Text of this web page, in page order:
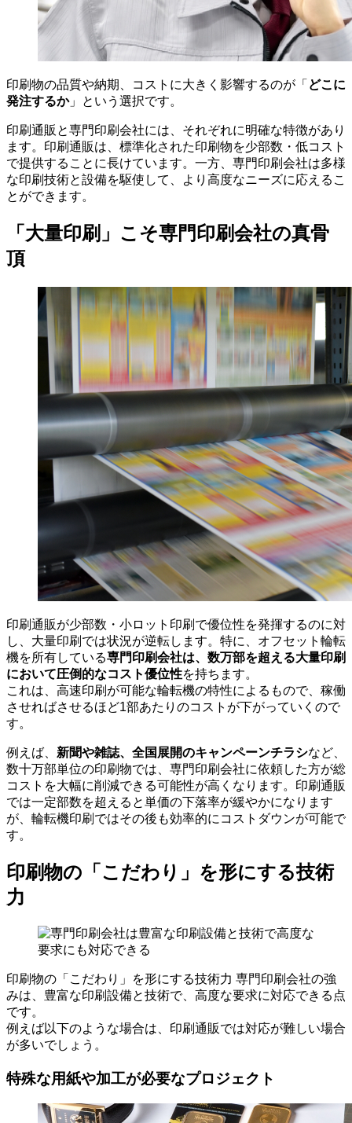
印刷物の品質や納期、コストに大きく影響するのが「 どこに
発注するか」という選択です。
印刷通販と専門印刷会社には、それぞれに明確な特徴があり
ます。印刷通販は、標準化された印刷物を少部数・低コスト
で提供することに長けています。一方、専門印刷会社は多様
な印刷技術と設備を駆使して、より高度なニーズに応えるこ
とができます。
「大量印刷」こそ専門印刷会社の真骨
頂
印刷通販が少部数・小ロット印刷で優位性を発揮するのに対
し、大量印刷では状況が逆転します。特に、オフセット輪転
機を所有している専門印刷会社は、数万部を超える大量印刷
において圧倒的なコスト優位性を持ちます。
これは、高速印刷が可能な輪転機の特性によるもので、稼働
させればさせるほど1部あたりのコストが下がっていくので
す。
例えば、 新聞や雑誌、全国展開のキャンペーンチラシなど、
数十万部単位の印刷物では、専門印刷会社に依頼した方が総
コストを大幅に削減できる可能性が高くなります。印刷通販
では一定部数を超えると単価の下落率が緩やかになります
が、輪転機印刷ではその後も効率的にコストダウンが可能で
す。
印刷物の「こだわり」を形にする技術
力
印刷物の「こだわり」を形にする技術力 専門印刷会社の強
みは、豊富な印刷設備と技術で、高度な要求に対応できる点
です。
例えば以下のような場合は、印刷通販では対応が難しい場合
が多いでしょう。
特殊な用紙や加工が必要なプロジェクト